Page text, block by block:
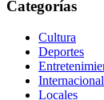
Categorías
Cultura
Deportes
Locales